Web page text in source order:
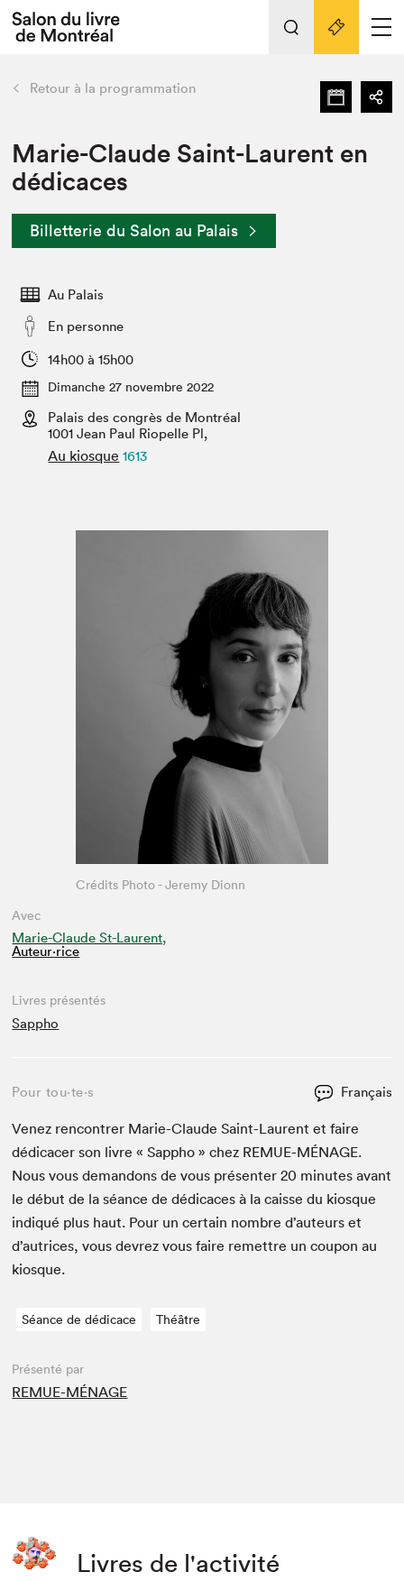
Espace exposant⋅e⋅s
Espace enseignant·e·s
Espace médias
L'événement
Préparer sa visite au Salon
Actualités
retour Nos activités
Préparer sa visite
Salon au Palais
Salon dans la ville et en ligne
Projets partenaires
Liens pratiques
Retour à la programmation
Marie-Claude Saint-Laurent en
dédicaces
Billetterie du Salon au Palais
Au Palais
En personne
14h00 à 15h00
Dimanche 27 novembre 2022
Palais des congrès de Montréal
1001 Jean Paul Riopelle Pl,
Au kiosque 1613
Avec
Marie-Claude St-Laurent,
Auteur·rice
Crédits Photo - Jeremy Dionn
Livres présentés
Sappho
Pour tou⋅te⋅s Français
Venez ren­con­tr­er Marie-Claude Saint-Lau­rent et faire
dédi­cac­er son livre « Sap­pho » chez REMUE-MÉNAGE.
Nous vous deman­dons de vous présen­ter20 min­utes avant
le début de la séance de dédi­caces à la caisse du kiosque
indiqué plus haut. Pour un cer­tain nom­bre d’auteurs et
d’autrices, vous devrez vous faire remet­tre un coupon au
kiosque.
Séance de dédicace Théâtre
Présenté par
REMUE-MÉNAGE
Livres de l'activité